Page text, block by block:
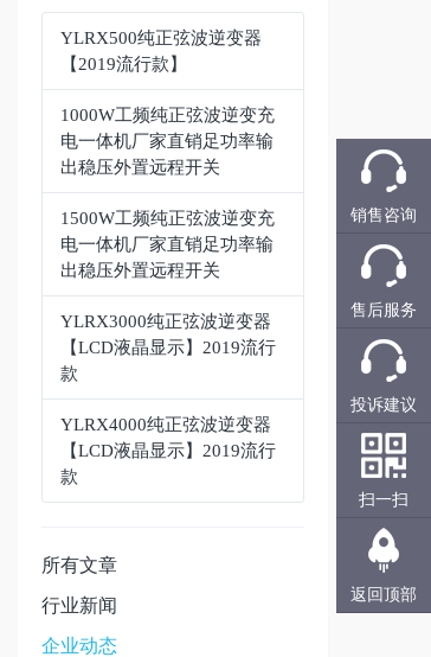
YLRX500纯正弦波逆变器
【2019流行款】
1000W工频纯正弦波逆变充
电一体机厂家直销足功率输
出稳压外置远程开关
1500W工频纯正弦波逆变充
电一体机厂家直销足功率输
出稳压外置远程开关
YLRX3000纯正弦波逆变器
【LCD液晶显示】2019流行
款
YLRX4000纯正弦波逆变器
【LCD液晶显示】2019流行
款
所有文章
行业新闻
企业动态
销售咨询
售后服务
投诉建议
扫一扫
返回顶部